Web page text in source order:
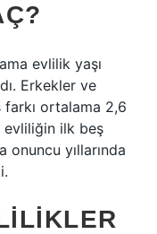
evlilik yaşı
Erkekler ve
farkı ortalama 2,6
evliliğin ilk beş
onuncu yıllarında